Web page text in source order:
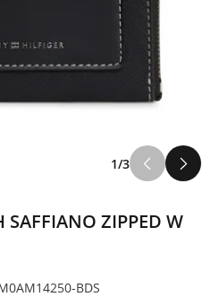
1/3
ZIPPED W
BDS